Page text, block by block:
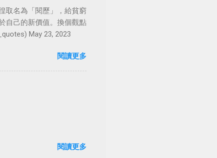
取名為「閱歷」，給貧窮
自己的新價值。換個觀點
May 23, 2023
閱讀更多
閱讀更多